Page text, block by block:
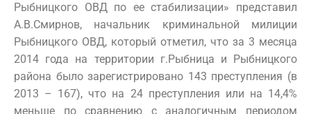
Рыбницкого ОВД по ее стабилизации» представил
А.В.Смирнов, начальник криминальной милиции
Рыбницкого ОВД, который отметил, что за 3 месяца
2014 года на территории г.Рыбница и Рыбницкого
района было зарегистрировано 143 преступления (в
2013 – 167), что на 24 преступления или на 14,4%
меньше по сравнению с аналогичным периодом